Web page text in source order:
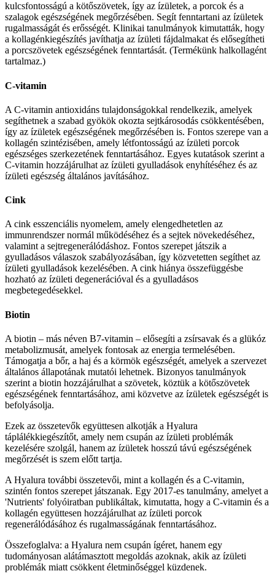
kulcsfontosságú a kötőszövetek, így az ízületek, a porcok és a
szalagok egészségének megőrzésében. Segít fenntartani az ízületek
rugalmasságát és erősségét. Klinikai tanulmányok kimutatták, hogy
a kollagénkiegészítés javíthatja az ízületi fájdalmakat és elősegítheti
a porcszövetek egészségének fenntartását. (Termékünk halkollagént
tartalmaz.)
C-vitamin
A C-vitamin antioxidáns tulajdonságokkal rendelkezik, amelyek
segíthetnek a szabad gyökök okozta sejtkárosodás csökkentésében,
így az ízületek egészségének megőrzésében is. Fontos szerepe van a
kollagén szintézisében, amely létfontosságú az ízületi porcok
egészséges szerkezetének fenntartásához. Egyes kutatások szerint a
C-vitamin hozzájárulhat az ízületi gyulladások enyhítéséhez és az
ízületi egészség általános javításához.
Cink
A cink esszenciális nyomelem, amely elengedhetetlen az
immunrendszer normál működéséhez és a sejtek növekedéséhez,
valamint a sejtregenerálódáshoz. Fontos szerepet játszik a
gyulladásos válaszok szabályozásában, így közvetetten segíthet az
ízületi gyulladások kezelésében. A cink hiánya összefüggésbe
hozható az ízületi degenerációval és a gyulladásos
megbetegedésekkel.
Biotin
A biotin – más néven B7-vitamin – elősegíti a zsírsavak és a glükóz
metabolizmusát, amelyek fontosak az energia termelésében.
Támogatja a bőr, a haj és a körmök egészségét, amelyek a szervezet
általános állapotának mutatói lehetnek. Bizonyos tanulmányok
szerint a biotin hozzájárulhat a szövetek, köztük a kötőszövetek
egészségének fenntartásához, ami közvetve az ízületek egészségét is
befolyásolja.
Ezek az összetevők együttesen alkotják a Hyalura
táplálékkiegészítőt, amely nem csupán az ízületi problémák
kezelésére szolgál, hanem az ízületek hosszú távú egészségének
megőrzését is szem előtt tartja.
A Hyalura további összetevői, mint a kollagén és a C-vitamin,
szintén fontos szerepet játszanak. Egy 2017-es tanulmány, amelyet a
'Nutrients' folyóiratban publikáltak, kimutatta, hogy a C-vitamin és a
kollagén együttesen hozzájárulhat az ízületi porcok
regenerálódásához és rugalmasságának fenntartásához.
Összefoglalva: a Hyalura nem csupán ígéret, hanem egy
tudományosan alátámasztott megoldás azoknak, akik az ízületi
problémák miatt csökkent életminőséggel küzdenek.